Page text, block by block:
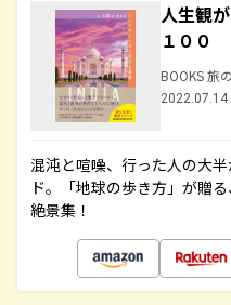
人生観
１００
BOOKS 旅
2022.07.14
混沌と喧噪、行った人の大
ド。「地球の歩き方」が贈
絶景集！